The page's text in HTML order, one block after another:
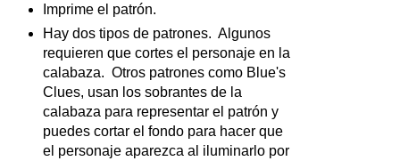
Imprime el patrón.
Hay dos tipos de patrones. Algunos
requieren que cortes el personaje en la
calabaza. Otros patrones como Blue's
Clues, usan los sobrantes de la
calabaza para representar el patrón y
puedes cortar el fondo para hacer que
el personaje aparezca al iluminarlo por